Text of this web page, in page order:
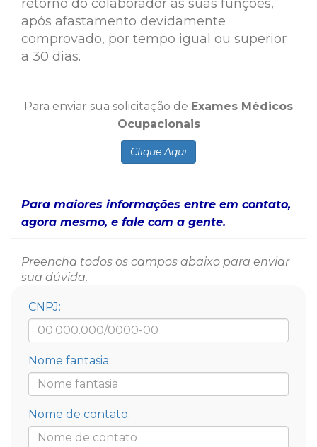
retorno do colaborador as suas funções,
após afastamento devidamente
comprovado, por tempo igual ou superior
a 30 dias.
Para enviar sua solicitação de Exames Médicos
Ocupacionais
Clique Aqui
Para maiores informações entre em contato,
agora mesmo, e fale com a gente.
Preencha todos os campos abaixo para enviar
sua dúvida.
CNPJ:
Nome fantasia:
Nome de contato: